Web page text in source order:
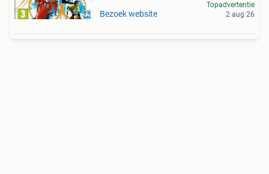
Bezoek website
Topadvertentie
2 aug 26